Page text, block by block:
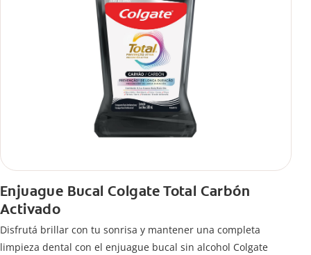
Enjuague Bucal Colgate Total Carbón
Activado
Disfrutá brillar con tu sonrisa y mantener una completa
limpieza dental con el enjuague bucal sin alcohol Colgate